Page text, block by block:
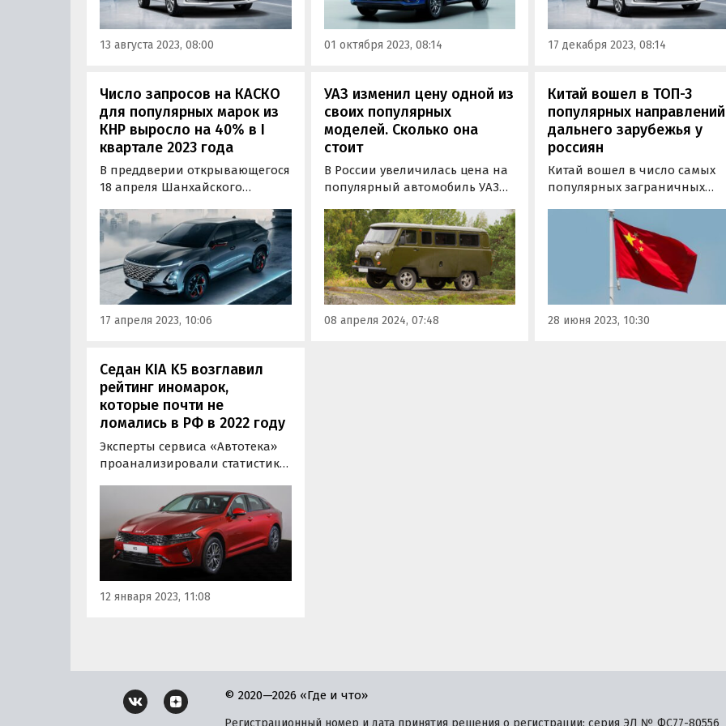
«бюджетники».
13 августа 2023, 08:00
«Автоновости дня» составил
свежий рейтинг самых
доступных китайских…
01 октября 2023, 08:14 17 декабря 2023, 08:14
Число запросов на КАСКО
для популярных марок из
КНР выросло на 40% в I
квартале 2023 года
В преддверии открывающегося
18 апреля Шанхайского
«Росгосстраха»
проанализировали динамику
спроса на страхование на
самые популярные в России
марки машин из Китая.
17 апреля 2023, 10:06
УАЗ изменил цену одной из
своих популярных
моделей. Сколько она
стоит
В России увеличилась цена на
популярный автомобиль УАЗ
информации издания
«Автоновости дня», с апреля
Ульяновский автозавод
повысил стоимость одной из
моделей СГР 2024 года на 15
тысяч рублей или 1,1%.
08 апреля 2024, 07:48
Китай вошел в ТОП-3
популярных направлений
дальнего зарубежья у
россиян
Китай вошел в число самых
популярных заграничных
туристов. Об этом сообщает
ТАСС со ссылкой на
исследования сервиса
Путешествия».
28 июня 2023, 10:30
Седан KIA K5 возглавил
рейтинг иномарок,
которые почти не
ломались в РФ в 2022 году
Эксперты сервиса «Автотека»
проанализировали статистику
иномарок массового сегмента
и назвали самые надежные
модели, которые реже всего
ремонтировались в 2022 году.
12 января 2023, 11:08
© 2020—2026 «Где и что»